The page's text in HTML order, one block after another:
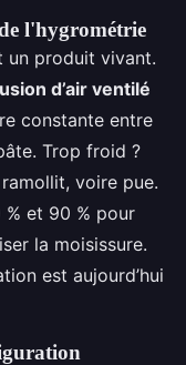
l'hygrométrie
un produit vivant.
d’air ventilé
constante entre
Trop froid ?
voire pue.
% et 90 % pour
la moisissure.
est aujourd’hui